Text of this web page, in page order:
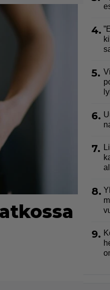
4.
5.
6.
7.
8.
9.